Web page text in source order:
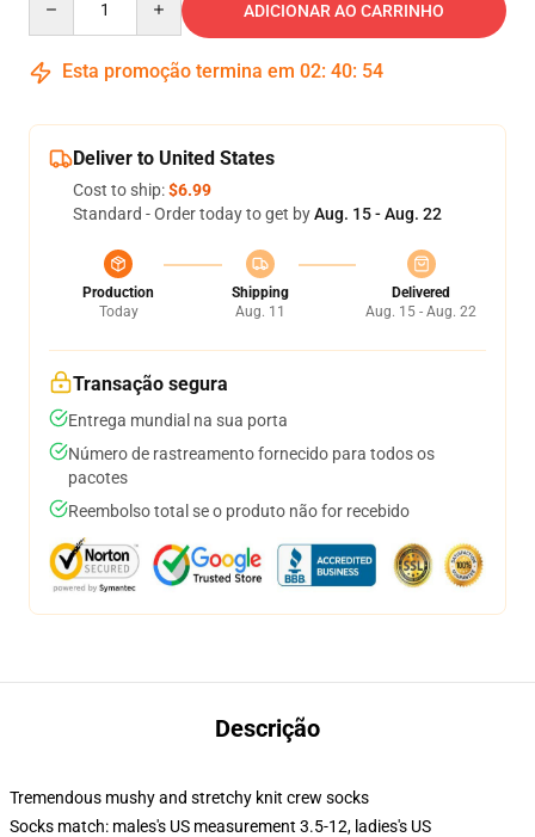
ADICIONAR AO CARRINHO
Esta promoção termina em 02: 40: 54
Deliver to United States
Cost to ship:$6.99
Standard - Order today to get byAug. 15 - Aug. 22
Production
Today
Shipping
Aug. 11
Delivered
Aug. 15 - Aug. 22
Transação segura
Entrega mundial na sua porta
Número de rastreamento fornecido para todos os
pacotes
Reembolso total se o produto não for recebido
Descrição
Tremendous mushy and stretchy knit crew socks
Socks match: males's US measurement 3.5-12, ladies's US